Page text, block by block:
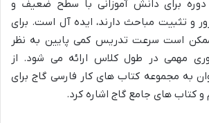
برای دانش آموزانی با سطح ضعیف و
و تثبیت مباحث دارند، ایده آل است. برای
است سرعت تدریس کمی پایین به نظر
مهمی در طول کلاس ارائه می شود. از
به مجموعه کتاب های کار فارسی گاج برای
و کتاب های جامع گاج اشاره کرد.